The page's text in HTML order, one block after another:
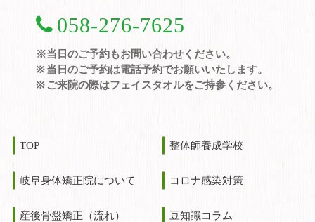
058-276-7625
※当日のご予約もお問い合わせください。
当日のご予約は電話予約でお願いいたします。
ご来院の際はフェイスタオルをご持参ください。
TOP
岐阜身体矯正院について
産後骨盤矯正（流れ）
整体師養成学校
コロナ感染対策
豆知識コラム